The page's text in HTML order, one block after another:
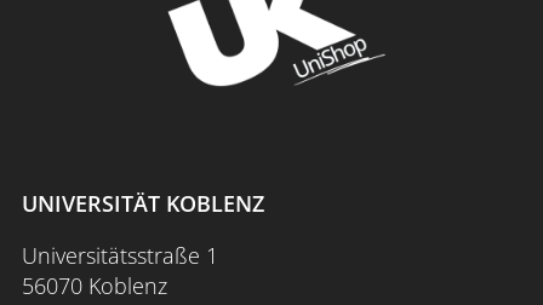
UNIVERSITÄT KOBLENZ
Universitätsstraße 1
56070 Koblenz